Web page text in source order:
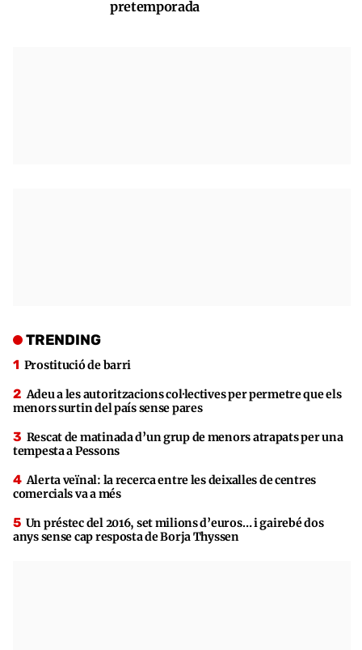
pretemporada
TRENDING
Prostitució de barri
Adeu a les autoritzacions col·lectives per permetre que els
menors surtin del país sense pares
Rescat de matinada d’un grup de menors atrapats per una
tempesta a Pessons
Alerta veïnal: la recerca entre les deixalles de centres
comercials va a més
Un préstec del 2016, set milions d’euros… i gairebé dos
anys sense cap resposta de Borja Thyssen